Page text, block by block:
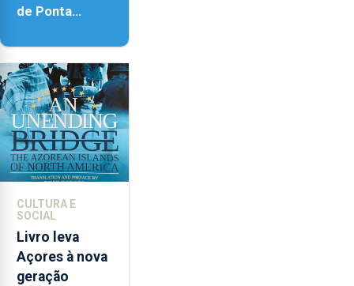
de Ponta
contar com
novos
instrumentos
CULTURA E
SOCIAL
Livro leva
Açores à nova
geração